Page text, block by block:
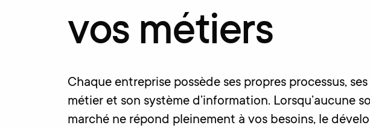
vos métiers
Chaque entreprise possède ses propres processus,
métier et son système d’information. Lorsqu’aucune
marché ne répond pleinement à vos besoins, le